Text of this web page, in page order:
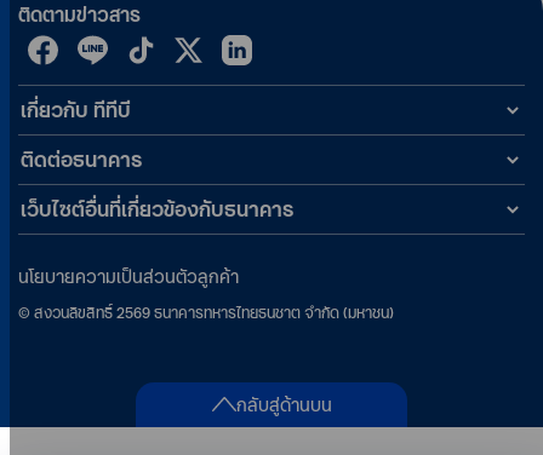
ติดตามข่าวสาร
เกี่ยวกับ ทีทีบี
ติดต่อธนาคาร
เว็บไซต์อื่นที่เกี่ยวข้องกับธนาคาร
© สงวนลิขสิทธิ์2569ธนาคารทหารไทยธนชาต จำกัด (มหาชน)
นโยบายความเป็นส่วนตัวลูกค้า
กลับสู่ด้านบน